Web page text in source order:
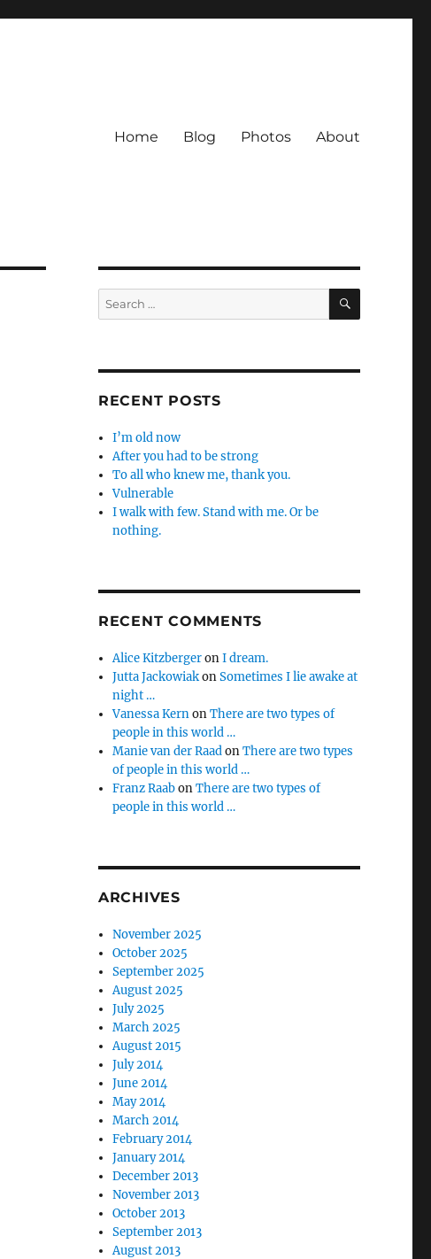
Home Blog Photos About
Search
for:
SEARCH
RECENT POSTS
I’m old now
After you had to be strong
To all who knew me, thank you.
Vulnerable
I walk with few. Stand with me. Or be
nothing.
RECENT COMMENTS
Alice KitzbergeronI dream.
Jutta JackowiakonSometimes I lie awake at
night …
Vanessa KernonThere are two types of
people in this world …
Manie van der RaadonThere are two types
of people in this world …
Franz RaabonThere are two types of
people in this world …
ARCHIVES
November 2025
October 2025
September 2025
August 2025
July 2025
March 2025
August 2015
July 2014
June 2014
May 2014
March 2014
February 2014
January 2014
December 2013
November 2013
October 2013
September 2013
August 2013